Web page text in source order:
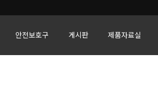
안전보호구 게시판 제품자료실